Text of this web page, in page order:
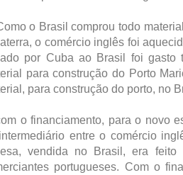
o Brasil comprou todo
o comércio inglês foi
por Cuba ao Brasil foi gasto
para construção do Porto
para construção do porto, no
o financiamento, para o novo
entre o comércio
vendida no Brasil, era feito
portugueses. Com o